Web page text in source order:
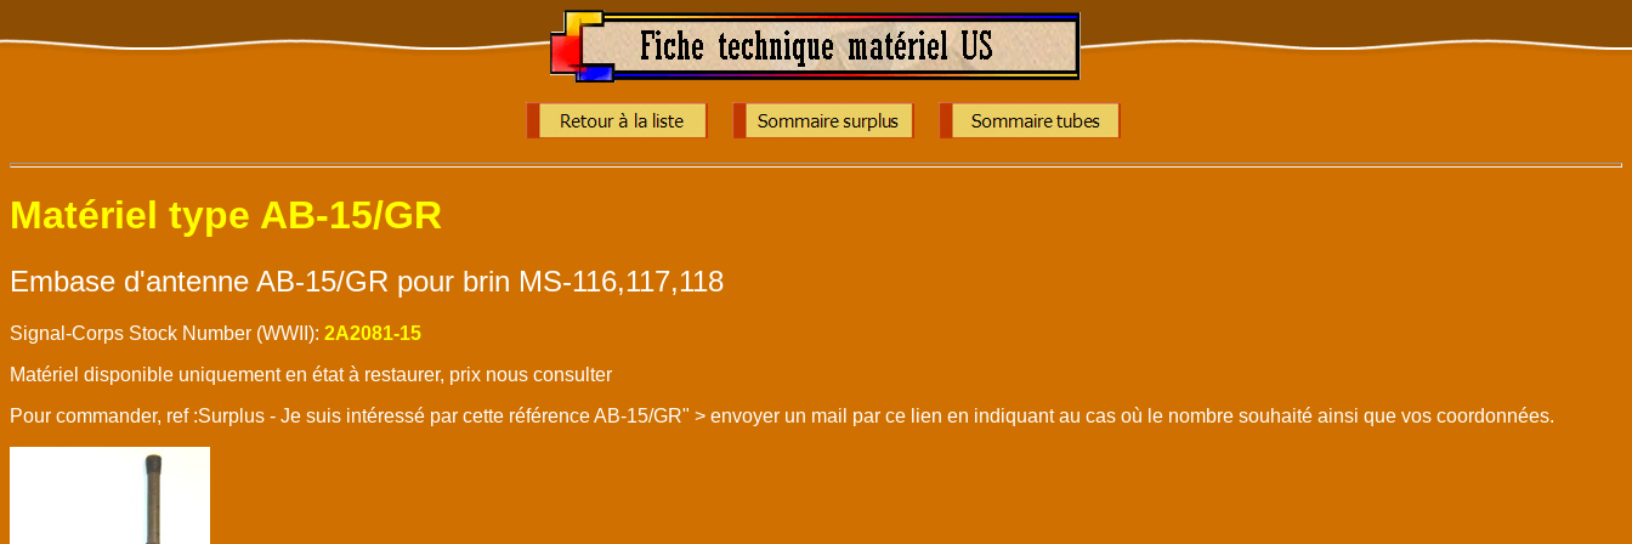
Matériel type AB-15/GR
Embase d'antenne AB-15/GR pour brin MS-116,117,118
Signal-Corps Stock Number (WWII): 2A2081-15
Matériel disponible uniquement en état à restaurer, prix nous consulter
Pour commander, ref :Surplus - Je suis intéressé par cette référence AB-15/GR" > envoyer un mail par ce lien en indiquant au cas où le nombre souhaité ainsi que vos coordonnées.